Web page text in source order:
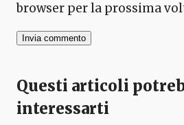
browser per la prossima
Questi articoli
interessarti